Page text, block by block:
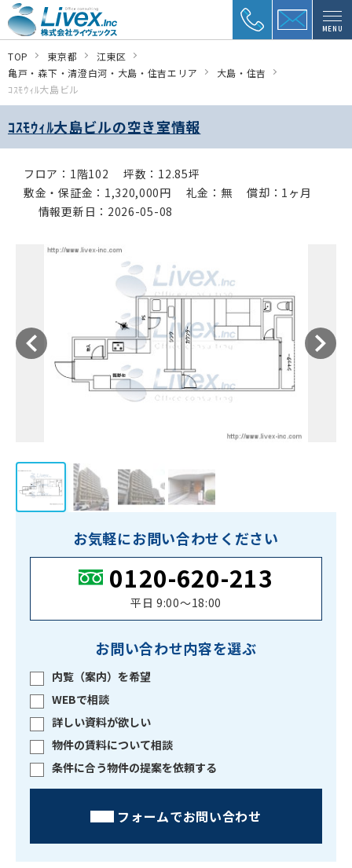
MENU
TOP 東京都
江東区
亀戸・森下・清澄白河・大島・住吉エリア
大島・住吉
ｺｽﾓｳｨﾙ大島ビル
ｺｽﾓｳｨﾙ大島ビルの空き室情報
フロア：1階102
坪数：12.85坪
敷金・保証金：1,320,000円
礼金：無
償却：1ヶ月
情報更新日：2026-05-08
お気軽にお問い合わせください
0120-620-213
平日 9:00〜18:00
お問い合わせ内容を選ぶ
内覧（案内）を希望
WEBで相談
詳しい資料が欲しい
物件の賃料について相談
条件に合う物件の提案を依頼する
フォームでお問い合わせ